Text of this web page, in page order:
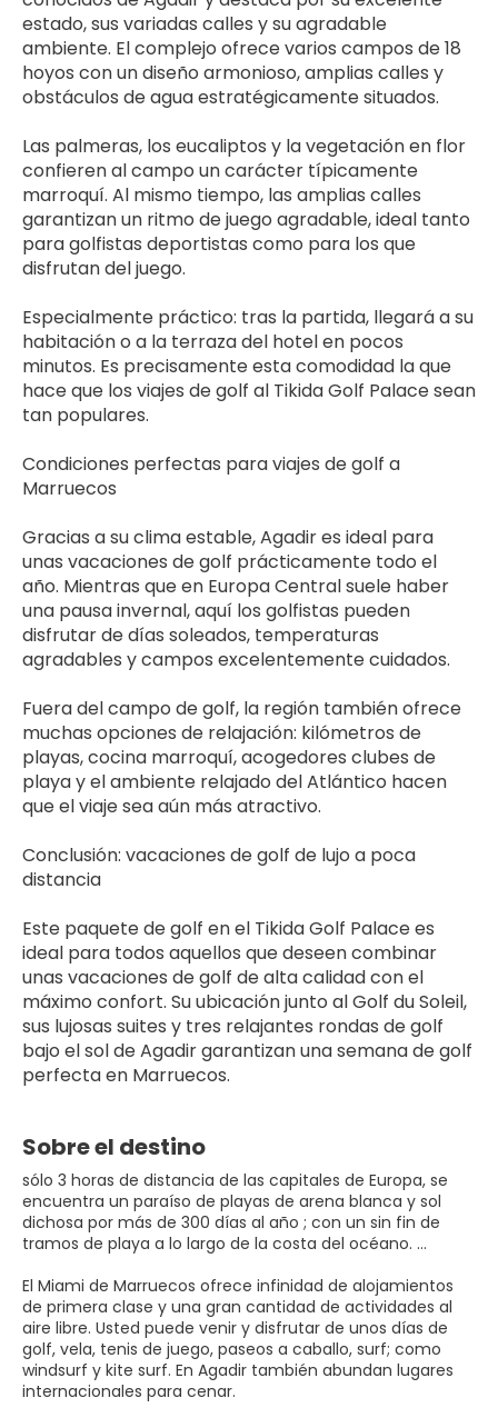
estado, sus variadas calles y su agradable
ambiente. El complejo ofrece varios campos de 18
hoyos con un diseño armonioso, amplias calles y
obstáculos de agua estratégicamente situados.
Las palmeras, los eucaliptos y la vegetación en flor
confieren al campo un carácter típicamente
marroquí. Al mismo tiempo, las amplias calles
garantizan un ritmo de juego agradable, ideal tanto
para golfistas deportistas como para los que
disfrutan del juego.
Especialmente práctico: tras la partida, llegará a su
habitación o a la terraza del hotel en pocos
minutos. Es precisamente esta comodidad la que
hace que los viajes de golf al Tikida Golf Palace sean
tan populares.
Condiciones perfectas para viajes de golf a
Marruecos
Gracias a su clima estable, Agadir es ideal para
unas vacaciones de golf prácticamente todo el
año. Mientras que en Europa Central suele haber
una pausa invernal, aquí los golfistas pueden
disfrutar de días soleados, temperaturas
agradables y campos excelentemente cuidados.
Fuera del campo de golf, la región también ofrece
muchas opciones de relajación: kilómetros de
playas, cocina marroquí, acogedores clubes de
playa y el ambiente relajado del Atlántico hacen
que el viaje sea aún más atractivo.
Conclusión: vacaciones de golf de lujo a poca
distancia
Este paquete de golf en el Tikida Golf Palace es
ideal para todos aquellos que deseen combinar
unas vacaciones de golf de alta calidad con el
máximo confort. Su ubicación junto al Golf du Soleil,
sus lujosas suites y tres relajantes rondas de golf
bajo el sol de Agadir garantizan una semana de golf
perfecta en Marruecos.
Sobre el destino
sólo 3 horas de distancia de las capitales de Europa, se
encuentra un paraíso de playas de arena blanca y sol
dichosa por más de 300 días al año ; con un sin fin de
tramos de playa a lo largo de la costa del océano. ...
El Miami de Marruecos ofrece infinidad de alojamientos
de primera clase y una gran cantidad de actividades al
aire libre. Usted puede venir y disfrutar de unos días de
golf, vela, tenis de juego, paseos a caballo, surf; como
windsurf y kite surf. En Agadir también abundan lugares
internacionales para cenar.